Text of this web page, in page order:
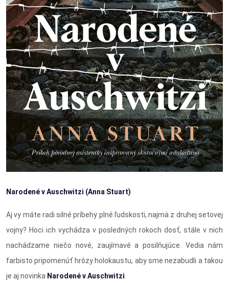
Narodené v Auschwitzi (Anna Stuart)
Aj vy máte radi silné príbehy plné ľudskosti, najmä z druhej setovej
vojny? Hoci ich vychádza v posledných rokoch dosť, stále v nich
nachádzame niečo nové, zaujímavé a posilňujúce. Vedia nám
farbisto pripomenúť hrôzy holokaustu, aby sme nezabudli a takou
je aj novinka Narodené v Auschwitzi.